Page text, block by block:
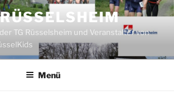
TG Rüsselsheim und Veranstalter von
Menü